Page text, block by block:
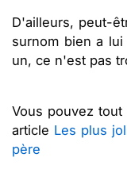
D'ailleurs, peut-
surnom bien a
un, ce n'est pas
Vous pouvez
article Les plus
père